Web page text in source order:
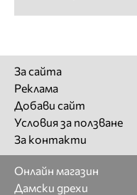
За сайта
Реклама
Добави сайт
Условия за ползване
За контакти
Онлайн магазин
Дамски дрехи